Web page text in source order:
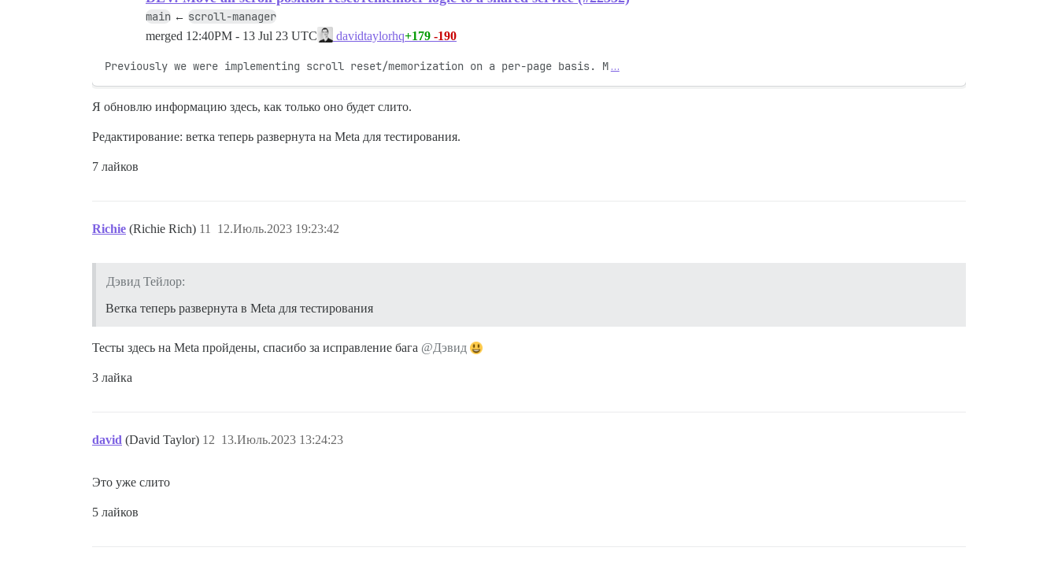
main ← scroll-manager
merged 12:40PM - 13 Jul 23 UTC davidtaylorhq+179 -190
Previously we were implementing scroll reset/memorization on a per-page basis. M …
Я обновлю информацию здесь, как только оно будет слито.
Редактирование: ветка теперь развернута на Meta для тестирования.
7 лайков
Richie (Richie Rich) 12.Июль.2023 19:23:42
11
Дэвид Тейлор:
Ветка теперь развернута в Meta для тестирования
Тесты здесь на Meta пройдены, спасибо за исправление бага @Дэвид
3 лайка
david (David Taylor) 13.Июль.2023 13:24:23
12
Это уже слито
5 лайков